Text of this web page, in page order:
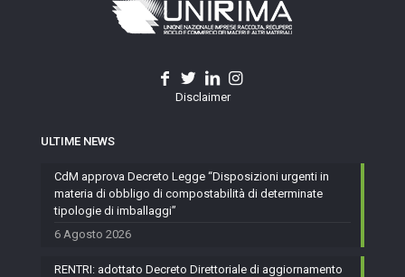
Disclaimer
ULTIME NEWS
CdM approva Decreto Legge “Disposizioni urgenti in
materia di obbligo di compostabilità di determinate
tipologie di imballaggi”
6 Agosto 2026
RENTRI: adottato Decreto Direttoriale di aggiornamento